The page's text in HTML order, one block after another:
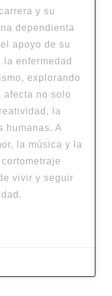
y su
dependienta
apoyo de su
enfermedad
explorando
afecta no solo
la
humanas. A
la música y la
vivir y seguir